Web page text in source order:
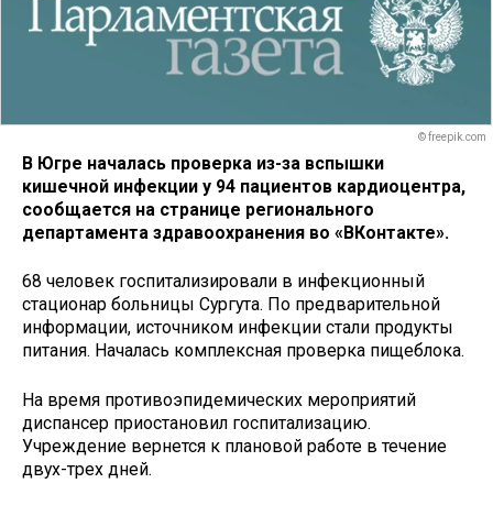
© freepik.com
В Югре началась проверка из-за вспышки
кишечной инфекции у 94 пациентов кардиоцентра,
сообщается на странице регионального
департамента здравоохранения во «ВКонтакте».
68 человек госпитализировали в инфекционный
стационар больницы Сургута. По предварительной
информации, источником инфекции стали продукты
питания. Началась комплексная проверка пищеблока.
На время противоэпидемических мероприятий
диспансер приостановил госпитализацию.
Учреждение вернется к плановой работе в течение
двух-трех дней.